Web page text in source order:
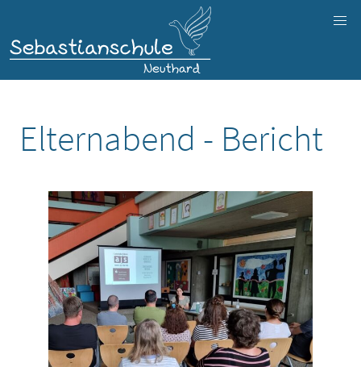
Elternabend - Bericht